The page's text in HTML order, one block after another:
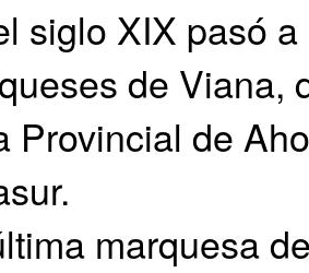
siglo XIX pasó
de Viana,
Provincial de
marquesa